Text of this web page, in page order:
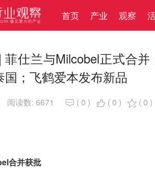
首页 产业 观察
仕兰与Milcobel正式合
国；飞鹤爱本发布新品
阅读数: 6671  (0 )  (0 )  (0 )
合并获批